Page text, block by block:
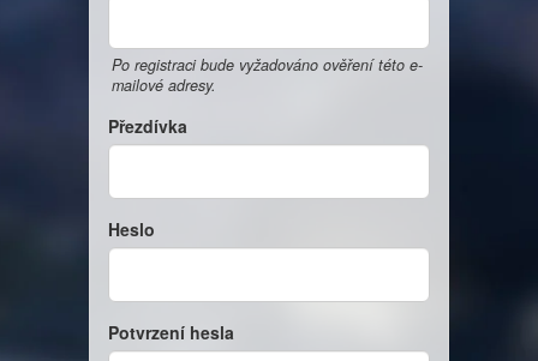
Po registraci bude vyžadováno ověření této e-
mailové adresy.
Přezdívka
Heslo
Potvrzení hesla